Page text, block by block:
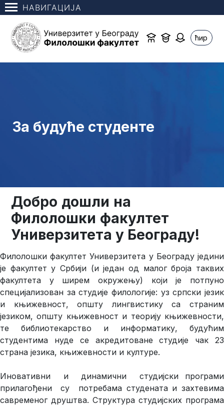
НАВИГАЦИЈА
ћир
За будуће студенте
Добро дошли на
Филолошки факултет
Универзитета у Београду!
Филолошки факултет Универзитета у Београду једини
је факултет у Србији (и један од малог броја таквих
факултета у ширем окружењу) који је потпуно
специјализован за студије филологије: уз српски језик
и књижевност, општу лингвистику са страним
језиком, општу књижевност и теорију књижевности,
те библиотекарство и информатику, будућим
студентима нуде се акредитоване студије чак 23
страна језика, књижевности и културе.
Иновативни и динамични студијски програми
прилагођени су потребама студената и захтевима
савременог друштва. Структура студијских програма